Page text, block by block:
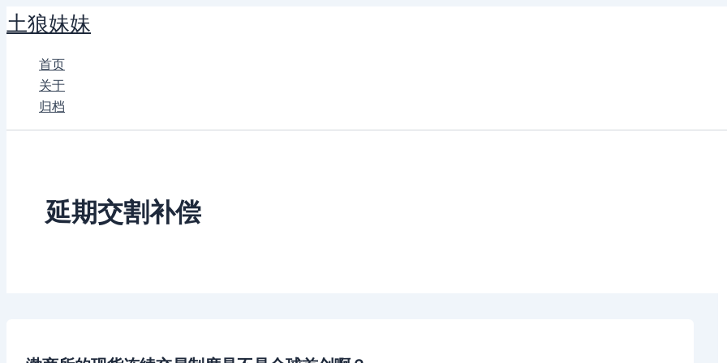
跳
至
土狼妹妹
首页
关于
归档
延期交割补偿